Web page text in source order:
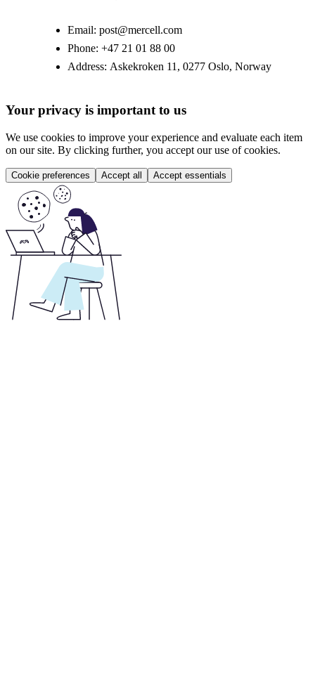
Email: post@mercell.com
Phone: +47 21 01 88 00
Address: Askekroken 11, 0277 Oslo, Norway
Your privacy is important to us
We use cookies to improve your experience and evaluate each item
on our site. By clicking further, you accept our use of cookies.
Cookie preferences Accept all Accept essentials